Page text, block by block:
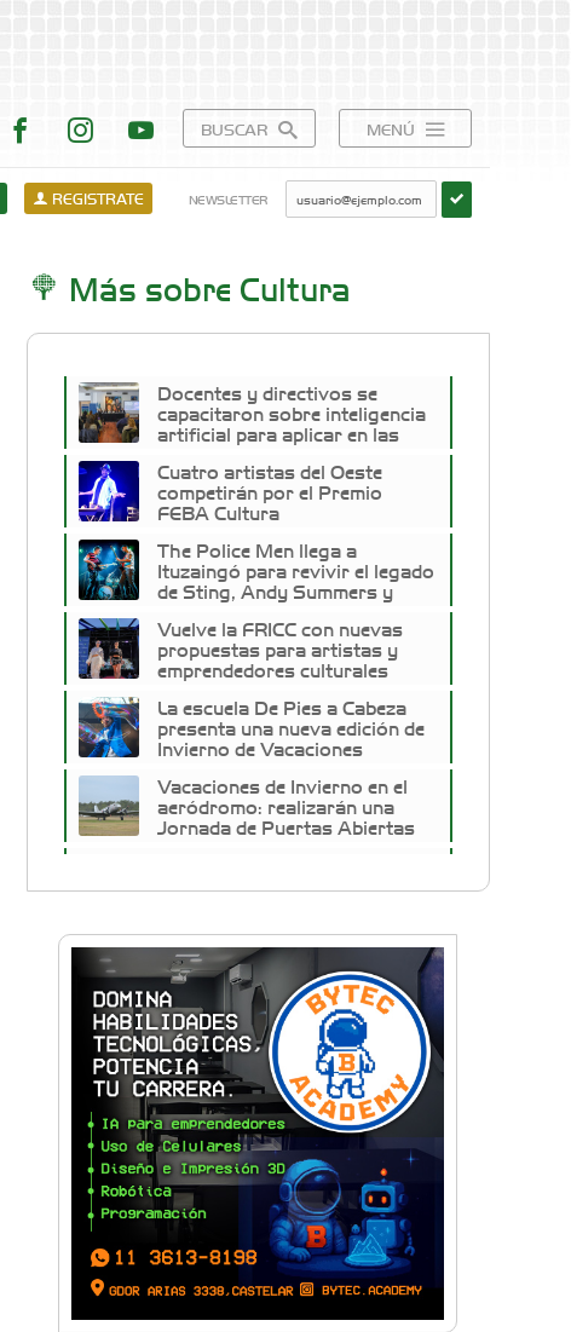
BUSCAR MENÚ
REGISTRATE NEWSLETTER
Más sobre Cultura
Docentes y directivos se
capacitaron sobre inteligencia
artificial para aplicar en las
Cuatro artistas del Oeste
competirán por el Premio
FEBA Cultura
The Police Men llega a
Ituzaingó para revivir el legado
de Sting, Andy Summers y
Vuelve la FRICC con nuevas
propuestas para artistas y
emprendedores culturales
La escuela De Pies a Cabeza
presenta una nueva edición de
Invierno de Vacaciones
Vacaciones de Invierno en el
aeródromo: realizarán una
Jornada de Puertas Abiertas
Ituzaingó propone dos
El folclore y las tradiciones
reunieron a las familias de
Ituzaingó por el Día de la
Independencia
Trap del West reunió a artistas
emergentes en una nueva
edición en Ituzaingó
Ituzaingó homenajeará al Indio
Solari con una jornada especial
de cultura popular
FM Oriente: Conocé la historia
de la recordada radio pionera
de Ituzaingó
Plaza 20 de Febrero: Avanza
una de las obras más
importantes del centro de
Ituzaingó